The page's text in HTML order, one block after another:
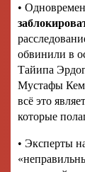
•
обвинили в
Тайипа
Мустафы
всё это
которые
• Эксперты